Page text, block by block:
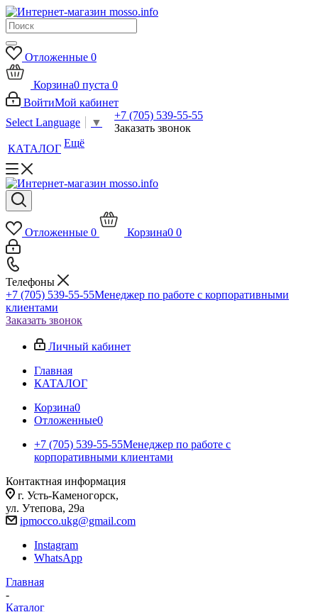
Отложенные 0
Корзина0 пуста 0
ВойтиМой кабинет
Select Language
▼
+7 (705) 539-55-55
Заказать звонок
КАТАЛОГ Ещё
Отложенные 0 Корзина0 0
Телефоны
+7 (705) 539-55-55Менеджер по работе с корпоративными
клиентами
Заказать звонок
Личный кабинет
Главная
КАТАЛОГ
Корзина0
Отложенные0
+7 (705) 539-55-55Менеджер по работе с
корпоративными клиентами
Контактная информация
г. Усть-Каменогорск,
ул. Утепова, 29а
ipmocco.ukg@gmail.com
Instagram
WhatsApp
Главная
-
Каталог